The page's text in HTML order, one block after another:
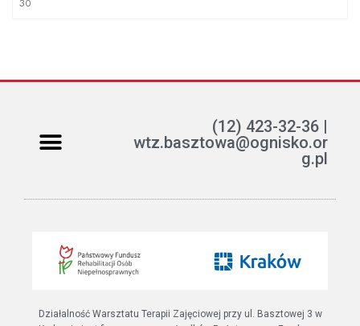
(12) 423-32-36 |
wtz.basztowa@ognisko.or
g.pl
Działalność Warsztatu Terapii Zajęciowej przy ul. Basztowej 3 w